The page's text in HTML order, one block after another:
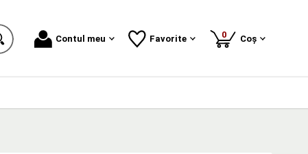
Contul meu Favorite 0produse
Coș